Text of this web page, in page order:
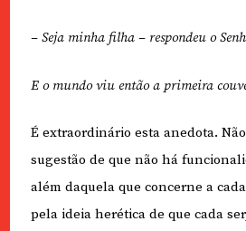
– Seja minha filha – respondeu o
E o mundo viu então a primeira
É extraordinário esta anedota.
sugestão de que não há
além daquela que concerne a
pela ideia herética de que cada